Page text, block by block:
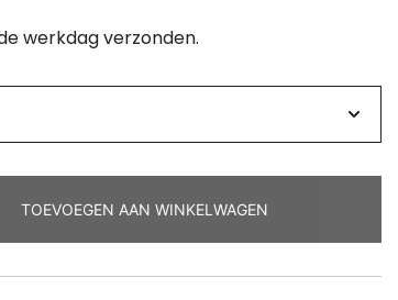
werkdag verzonden.
TOEVOEGEN AAN WINKELWAGEN